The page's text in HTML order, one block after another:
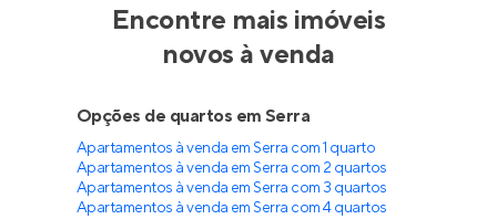
Encontre mais imóveis
novos à venda
Opções de quartos em Serra
Apartamentos à venda em Serra com 1 quarto
Apartamentos à venda em Serra com 2 quartos
Apartamentos à venda em Serra com 3 quartos
Apartamentos à venda em Serra com 4 quartos